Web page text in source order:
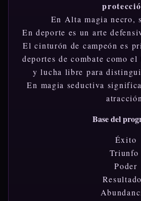
En Alta magia necro,
En deporte es un arte
El cinturón de campeón es
deportes de combate como
y lucha libre para
En magia seductiva
Base del
Éxito
Triunfo
Poder